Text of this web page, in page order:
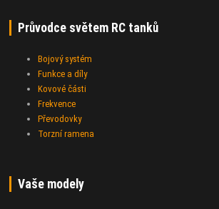
Průvodce světem RC tanků
Bojový systém
Funkce a díly
Kovové části
Frekvence
Převodovky
Torzní ramena
Vaše modely